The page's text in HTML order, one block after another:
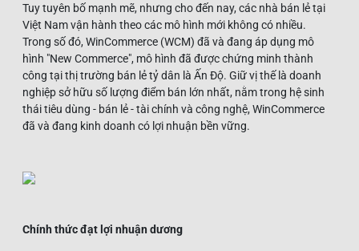
Tuy tuyên bố mạnh mẽ, nhưng cho đến nay, các nhà bán lẻ tại
Việt Nam vận hành theo các mô hình mới không có nhiều.
Trong số đó, WinCommerce (WCM) đã và đang áp dụng mô
hình "New Commerce", mô hình đã được chứng minh thành
công tại thị trường bán lẻ tỷ dân là Ấn Độ. Giữ vị thế là doanh
nghiệp sở hữu số lượng điểm bán lớn nhất, nằm trong hệ sinh
thái tiêu dùng - bán lẻ - tài chính và công nghệ, WinCommerce
đã và đang kinh doanh có lợi nhuận bền vững.
Chính thức đạt lợi nhuận dương